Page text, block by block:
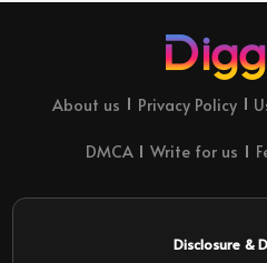
About us Privacy Policy
DMCA Write for us
Disclosure &